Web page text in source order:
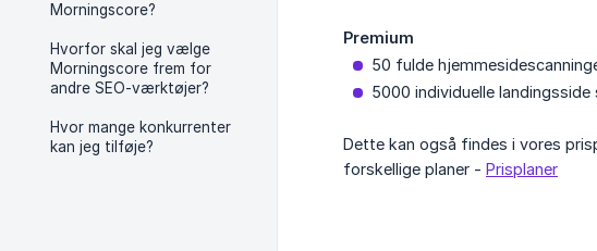
Morningscore?
Hvorfor skal jeg vælge
Morningscore frem for
andre SEO-værktøjer?
Hvor mange konkurrenter
kan jeg tilføje?
Premium
50 fulde
5000 individuelle landingsside
Dette kan også findes i vores
forskellige planer - Prisplaner